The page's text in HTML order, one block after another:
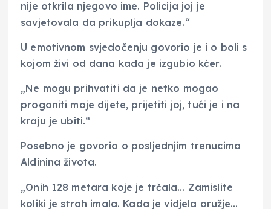
nije otkrila njegovo ime. Policija joj je
savjetovala da prikuplja dokaze.“
U emotivnom svjedočenju govorio je i o boli s
kojom živi od dana kada je izgubio kćer.
„Ne mogu prihvatiti da je netko mogao
progoniti moje dijete, prijetiti joj, tući je i na
kraju je ubiti.“
Posebno je govorio o posljednjim trenucima
Aldinina života.
„Onih 128 metara koje je trčala… Zamislite
koliki je strah imala. Kada je vidjela oružje…